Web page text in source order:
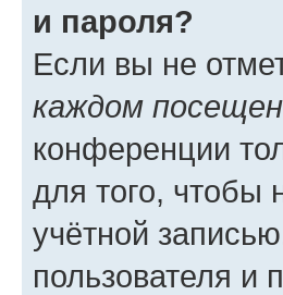
и пароля?
Если вы не
каждом
конференции
для того, чтобы
учётной
пользователя и